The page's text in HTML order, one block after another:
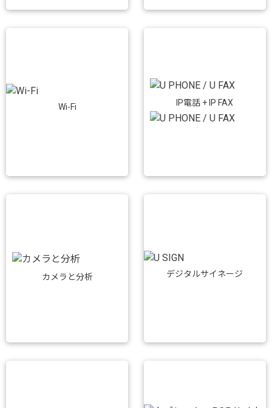
Wi-Fi IP電話 + IP FAX
カメラと分析 デジタルサイネージ